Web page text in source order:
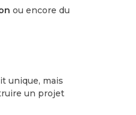
ou encore du
unique, mais
un projet